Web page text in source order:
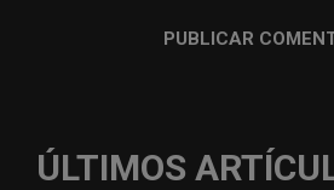
ÚLTIMOS